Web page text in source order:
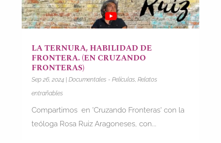
LA TERNURA, HABILIDAD DE
FRONTERA. (EN CRUZANDO
FRONTERAS)
Sep 26, 2024| Documentales - Películas, Relatos
entrañables
Compartimos en 'Cruzando Fronteras' con la
teóloga Rosa Ruiz Aragoneses, con...